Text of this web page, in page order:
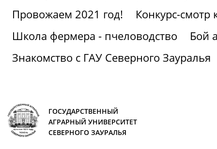
Провожаем 2021 год!
Конкурс-
Школа фермера - пчеловодство
Бой
Знакомство с ГАУ Северного Зауралья
ГОСУДАРСТВЕННЫЙ
АГРАРНЫЙ УНИВЕРСИТЕТ
СЕВЕРНОГО ЗАУРАЛЬЯ